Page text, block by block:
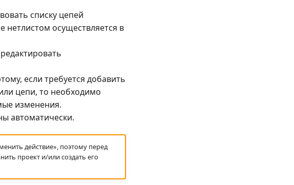
списку цепей
нетлистом осуществляется в
если требуется добавить
цепи, то необходимо
изменения.
автоматически.
действие», поэтому перед
проект и/или создать его